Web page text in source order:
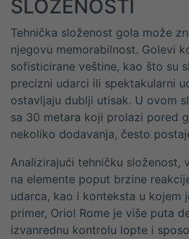
SLOŽENOSTI
Tehnička složenost gola može
njegovu memorabilnost. Golevi
sofisticirane veštine, kao što su
precizni udarci ili spektakularni
ostavljaju dublji utisak. U ovom
sa 30 metara koji prolazi pored
nekoliko dodavanja, često
Analizirajući tehničku složenost,
na elemente poput brzine
udarca, kao i konteksta u kojem
primer, Oriol Rome je više puta
izvanrednu kontrolu lopte i